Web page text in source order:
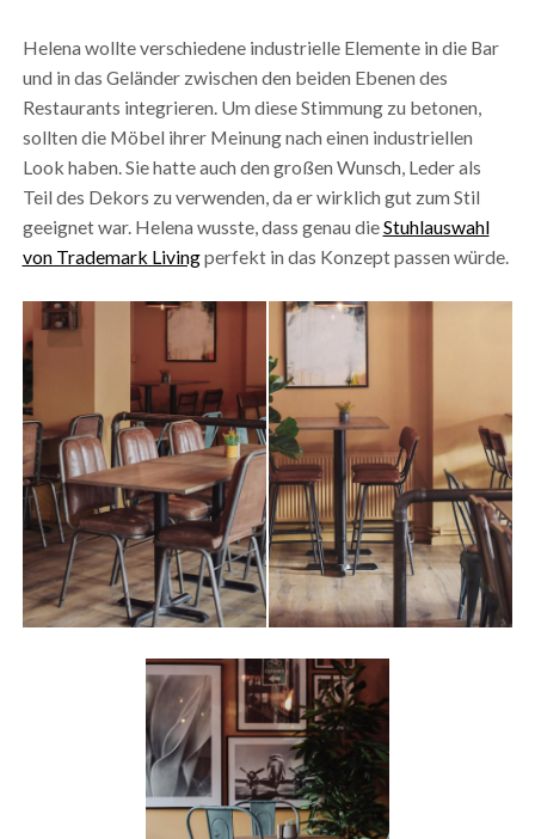
Helena wollte verschiedene industrielle Elemente in die Bar
und in das Geländer zwischen den beiden Ebenen des
Restaurants integrieren. Um diese Stimmung zu betonen,
sollten die Möbel ihrer Meinung nach einen industriellen
Look haben. Sie hatte auch den großen Wunsch, Leder als
Teil des Dekors zu verwenden, da er wirklich gut zum Stil
geeignet war. Helena wusste, dass genau dieStuhlauswahl
von Trademark Livingperfekt in das Konzept passen würde.